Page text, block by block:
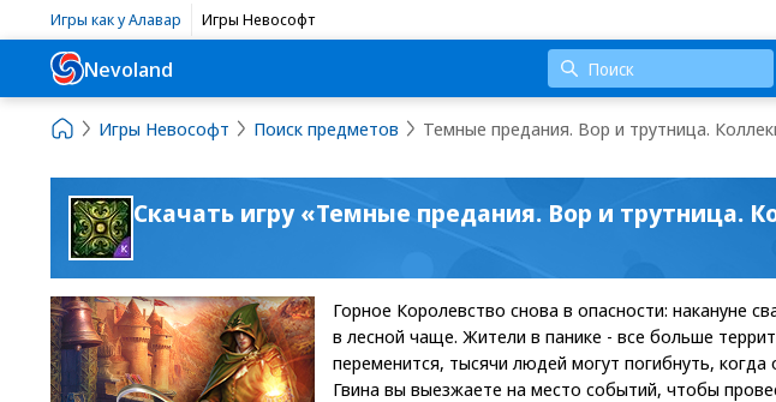
Игры как у Алавар Игры Невософт
Nevoland
Игры Невософт Поиск предметов Темные предания. Вор и трутница.
Скачать игру «Темные предания. Вор и трутница.
Горное Королевство снова в опасности: накануне
в лесной чаще. Жители в панике - все больше
переменится, тысячи людей могут погибнуть,
Гвина вы выезжаете на место событий, чтобы